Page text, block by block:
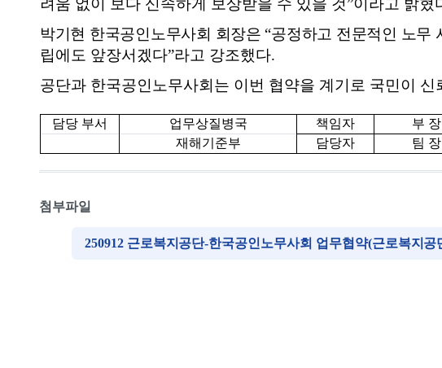
려움 없이 보다 신속하게 보상받을 수 있을 것”이라고 밝혔
박기현 한국공인노무사회 회장은 “공정하고 전문적인 노무
립에도 앞장서겠다”라고 강조했다.
공단과 한국공인노무사회는 이번 협약을 계기로 국민이
담당 부서 업무상질병국 책임자 부 장
재해기준부
담당자 팀 장
첨부파일
250912 근로복지공단-한국공인노무사회 업무협약(근로복지공